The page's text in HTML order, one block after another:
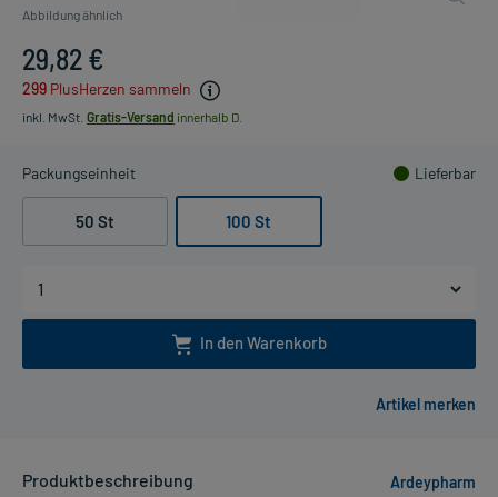
Abbildung ähnlich
29,82 €
299 PlusHerzen sammeln
inkl. MwSt. Gratis-Versand innerhalb D.
Packungseinheit Lieferbar
50 St 100 St
In den Warenkorb
Produktbeschreibung
Ardeypharm